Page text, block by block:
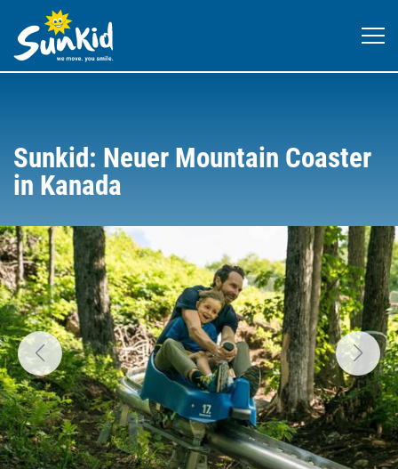
Sunkid: Neuer Mountain Coaster
in Kanada